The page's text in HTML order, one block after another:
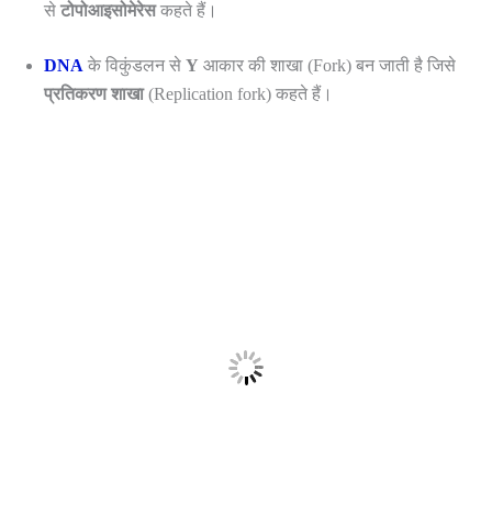
से टोपोआइसोमेरेसकहते हैं।
DNA के विकुंडलन से Y आकार की शाखा (Fork) बन जाती है जिसे
प्रतिकरण शाखा(Replication fork) कहते हैं।